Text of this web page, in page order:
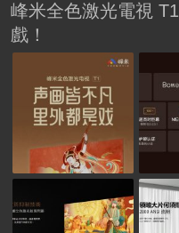
峰米全色激光電視
戲！